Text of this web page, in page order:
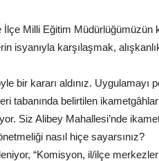
Milli Eğitim Müdürlüğümüzün
isyanıyla karşılaşmak,
bir kararı aldınız. Uygulamayı
tabanında belirtilen
Siz Alibey Mahallesi’nde
nasıl hiçe sayarsınız?
“Komisyon, il/ilçe